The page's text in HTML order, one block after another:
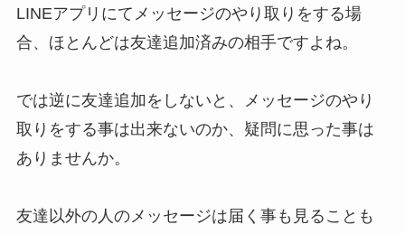
LINEアプリにてメッセージのやり取りをする場
合、ほとんどは友達追加済みの相手ですよね。
では逆に友達追加をしないと、メッセージのやり
取りをする事は出来ないのか、疑問に思った事は
ありませんか。
友達以外の人のメッセージは届く事も見ることも